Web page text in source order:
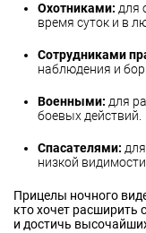
Охотниками: для
время суток и в
Сотрудниками
наблюдения и
Военными: для
боевых действий.
Спасателями:
низкой видимости.
Прицелы ночного
кто хочет расширить
и достичь